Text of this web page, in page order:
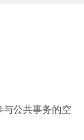
公共事务的空